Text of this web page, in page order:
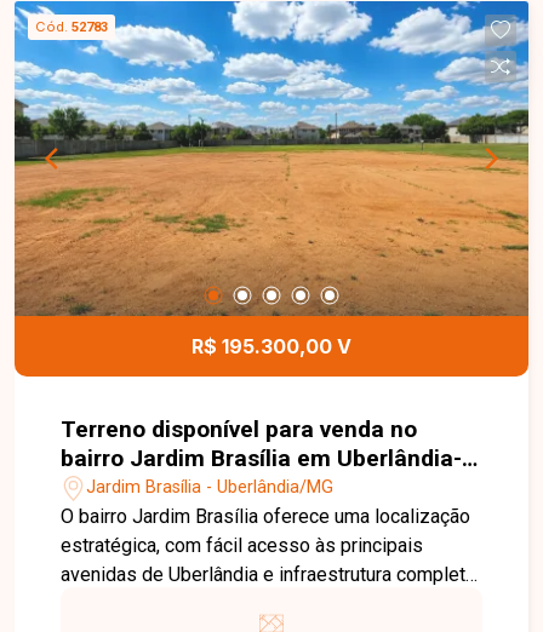
de valorização, oferece excelente oportunidade
para quem deseja construir em um bairro
consolidado. Entre em contato com a Delta
Imóveis e saiba mais sobre esta oportunidade.
Nossa equipe está pronta para fornecer todas as
informações e auxiliar você na realização do seu
investimento.
Cód. 52783
R$ 195.300,00 V
Terreno disponível para venda no
bairro Jardim Brasília em Uberlândia-
MGJardim Brasília - Uberlândia/MG
O bairro Jardim Brasília oferece uma localização
estratégica, com fácil acesso às principais
avenidas de Uberlândia e infraestrutura completa,